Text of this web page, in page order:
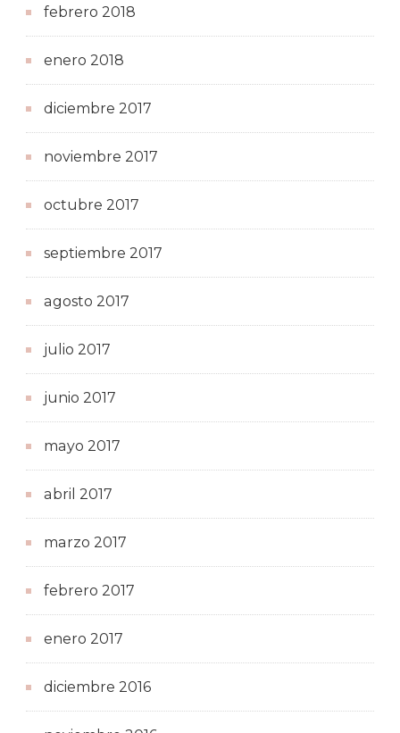
febrero 2018
enero 2018
diciembre 2017
noviembre 2017
octubre 2017
septiembre 2017
agosto 2017
julio 2017
junio 2017
mayo 2017
abril 2017
marzo 2017
febrero 2017
enero 2017
diciembre 2016